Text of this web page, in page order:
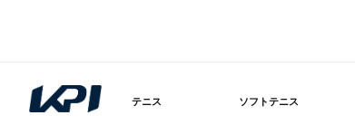
テニス ソフトテニス